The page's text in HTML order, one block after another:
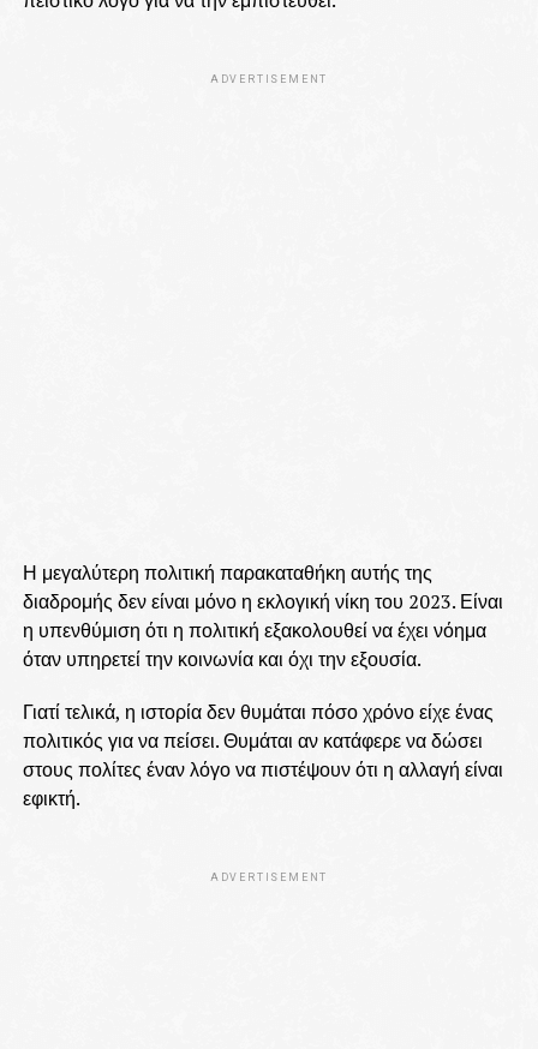
ADVERTISEMENT
Η μεγαλύτερη πολιτική παρακαταθήκη αυτής της
διαδρομής δεν είναι μόνο η εκλογική νίκη του 2023. Είναι
η υπενθύμιση ότι η πολιτική εξακολουθεί να έχει νόημα
όταν υπηρετεί την κοινωνία και όχι την εξουσία.
Γιατί τελικά, η ιστορία δεν θυμάται πόσο χρόνο είχε ένας
πολιτικός για να πείσει. Θυμάται αν κατάφερε να δώσει
στους πολίτες έναν λόγο να πιστέψουν ότι η αλλαγή είναι
εφικτή.
ADVERTISEMENT